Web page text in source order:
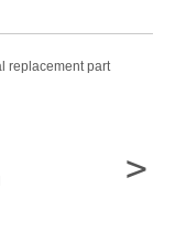
replacement part
>